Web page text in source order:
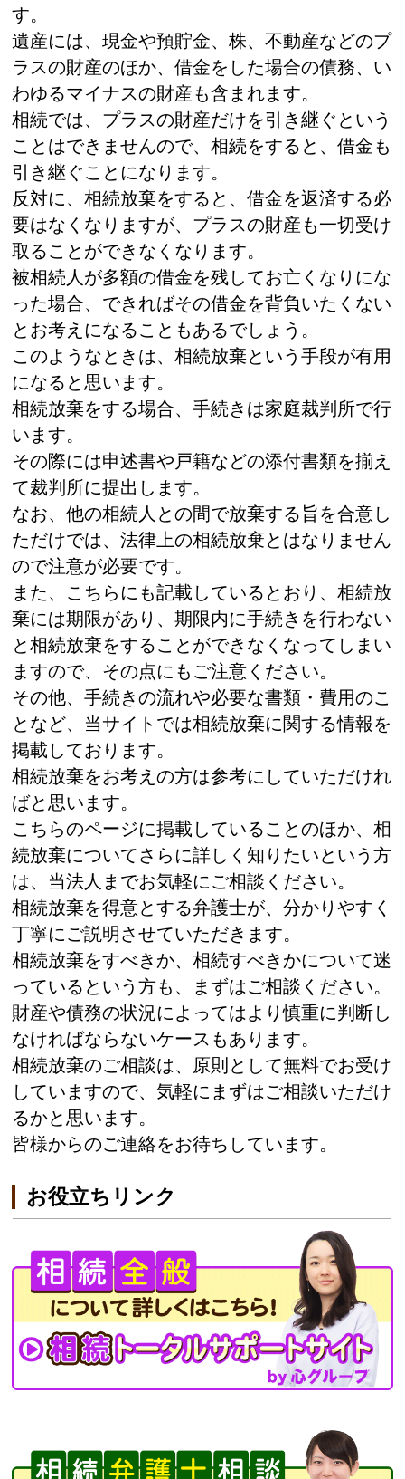
す。
遺産には、現金や預貯金、株、不動産などのプ
ラスの財産のほか、借金をした場合の債務、い
わゆるマイナスの財産も含まれます。
相続では、プラスの財産だけを引き継ぐという
ことはできませんので、相続をすると、借金も
引き継ぐことになります。
反対に、相続放棄をすると、借金を返済する必
要はなくなりますが、プラスの財産も一切受け
取ることができなくなります。
被相続人が多額の借金を残してお亡くなりにな
った場合、できればその借金を背負いたくない
とお考えになることもあるでしょう。
このようなときは、相続放棄という手段が有用
になると思います。
相続放棄をする場合、手続きは家庭裁判所で行
います。
その際には申述書や戸籍などの添付書類を揃え
て裁判所に提出します。
なお、他の相続人との間で放棄する旨を合意し
ただけでは、法律上の相続放棄とはなりません
ので注意が必要です。
また、こちらにも記載しているとおり、相続放
棄には期限があり、期限内に手続きを行わない
と相続放棄をすることができなくなってしまい
ますので、その点にもご注意ください。
その他、手続きの流れや必要な書類・費用のこ
となど、当サイトでは相続放棄に関する情報を
掲載しております。
相続放棄をお考えの方は参考にしていただけれ
ばと思います。
こちらのページに掲載していることのほか、相
続放棄についてさらに詳しく知りたいという方
は、当法人までお気軽にご相談ください。
相続放棄を得意とする弁護士が、分かりやすく
丁寧にご説明させていただきます。
相続放棄をすべきか、相続すべきかについて迷
っているという方も、まずはご相談ください。
財産や債務の状況によってはより慎重に判断し
なければならないケースもあります。
相続放棄のご相談は、原則として無料でお受け
していますので、気軽にまずはご相談いただけ
るかと思います。
皆様からのご連絡をお待ちしています。
お役立ちリンク